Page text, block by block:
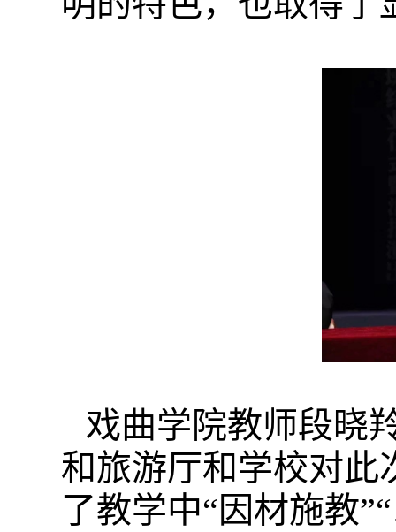
戏曲学院教师段晓
和旅游厅和学校对此
了教学中“因材施教